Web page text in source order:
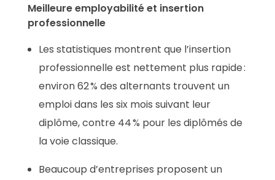
Meilleure employabilité et insertion
professionnelle
Les statistiques montrent que l’insertion
professionnelle est nettement plus rapide :
environ 62 % des alternants trouvent un
emploi dans les six mois suivant leur
diplôme, contre 44 % pour les diplômés de
la voie classique.
Beaucoup d’entreprises proposent un